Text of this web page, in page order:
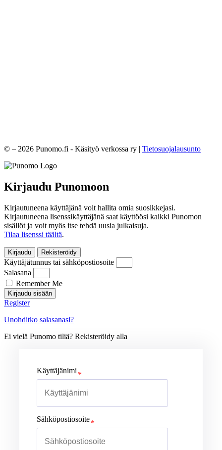
© – 2026 Punomo.fi - Käsityö verkossa ry | Tietosuojalausunto
Kirjaudu Punomoon
Kirjautuneena käyttäjänä voit hallita omia suosikkejasi.
Kirjautuneena lisenssikäyttäjänä saat käyttöösi kaikki Punomon
sisällöt ja voit myös itse tehdä uusia julkaisuja.
Tilaa lisenssi täältä.
Kirjaudu Rekisteröidy
Käyttäjätunnus tai sähköpostiosoite
Salasana
Remember Me
Kirjaudu sisään
Register
Unohditko salasanasi?
Ei vielä Punomo tiliä? Rekisteröidy alla
Käyttäjänimi
Sähköpostiosoite